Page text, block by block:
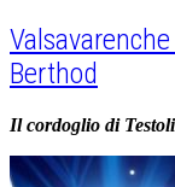
Berthod
Il cordoglio di